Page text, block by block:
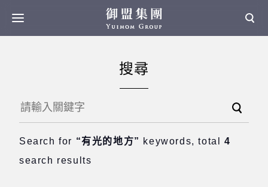
搜尋
Search for “有光的地方” keywords, total4
search results